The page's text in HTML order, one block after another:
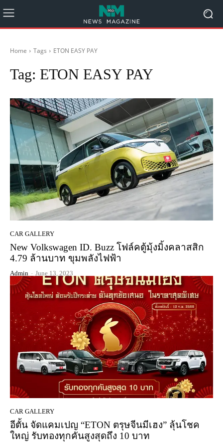
Home Tags ETON EASY PAY
Tag: ETON EASY PAY
CAR GALLERY
New Volkswagen ID. Buzz โฟล์คตู้มุ้งมิ้งคลาสสิก
4.79 ล้านบาท ขุมพลังไฟฟ้า
Admin - June 13, 2023
CAR GALLERY
อีตั้น จัดแคมเปญ “ETON ตรุษจีนมีเฮง” ลุ้นโชค
ใหญ่ รับทองทุกคันสูงสุดถึง 10 บาท